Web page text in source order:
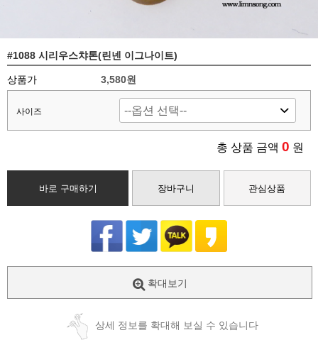
#1088 시리우스챠톤(린넨 이그나이트)
상품가 3,580원
사이즈
총 상품 금액 0 원
바로 구매하기 장바구니 관심상품
확대보기
상세 정보를 확대해 보실 수 있습니다